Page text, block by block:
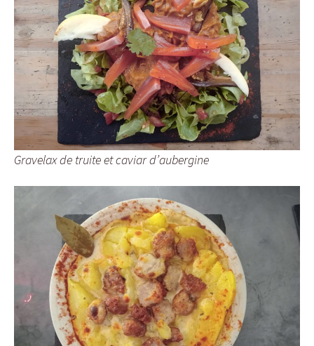
Gravelax de truite et caviar d’aubergine